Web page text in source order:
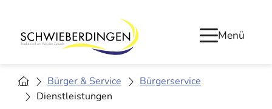
Menü
Bürger & Service
Bürgerservice
Dienstleistungen